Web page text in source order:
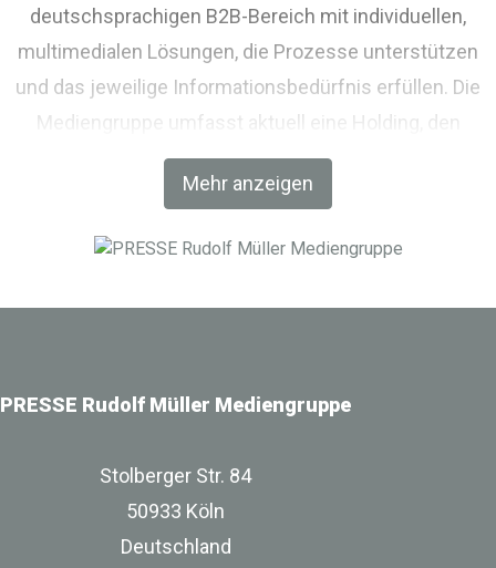
Mehr anzeigen
deutschsprachigen B2B-Bereich mit individuellen,
multimedialen Lösungen, die Prozesse unterstützen
und das jeweilige Informationsbedürfnis erfüllen. Die
Mediengruppe umfasst aktuell eine Holding, den
Fachverlag RM Rudolf Müller Medien und mit der BIM
World MUNICH eine Netzwerkplattform für Akteure der
PRESSE Rudolf Müller Mediengruppe
Stolberger Str. 84
50933 Köln
Deutschland